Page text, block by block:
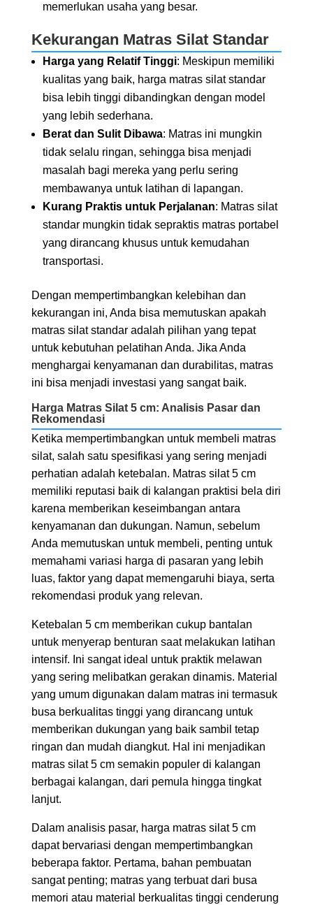
memerlukan usaha yang besar.
Kekurangan Matras Silat Standar
Harga yang Relatif Tinggi: Meskipun memiliki
kualitas yang baik, harga matras silat standar
bisa lebih tinggi dibandingkan dengan model
yang lebih sederhana.
Berat dan Sulit Dibawa: Matras ini mungkin
tidak selalu ringan, sehingga bisa menjadi
masalah bagi mereka yang perlu sering
membawanya untuk latihan di lapangan.
Kurang Praktis untuk Perjalanan: Matras silat
standar mungkin tidak sepraktis matras portabel
yang dirancang khusus untuk kemudahan
transportasi.
Dengan mempertimbangkan kelebihan dan
kekurangan ini, Anda bisa memutuskan apakah
matras silat standar adalah pilihan yang tepat
untuk kebutuhan pelatihan Anda. Jika Anda
menghargai kenyamanan dan durabilitas, matras
ini bisa menjadi investasi yang sangat baik.
Harga Matras Silat 5 cm: Analisis Pasar dan
Rekomendasi
Ketika mempertimbangkan untuk membeli matras
silat, salah satu spesifikasi yang sering menjadi
perhatian adalah ketebalan. Matras silat 5 cm
memiliki reputasi baik di kalangan praktisi bela diri
karena memberikan keseimbangan antara
kenyamanan dan dukungan. Namun, sebelum
Anda memutuskan untuk membeli, penting untuk
memahami variasi harga di pasaran yang lebih
luas, faktor yang dapat memengaruhi biaya, serta
rekomendasi produk yang relevan.
Ketebalan 5 cm memberikan cukup bantalan
untuk menyerap benturan saat melakukan latihan
intensif. Ini sangat ideal untuk praktik melawan
yang sering melibatkan gerakan dinamis. Material
yang umum digunakan dalam matras ini termasuk
busa berkualitas tinggi yang dirancang untuk
memberikan dukungan yang baik sambil tetap
ringan dan mudah diangkut. Hal ini menjadikan
matras silat 5 cm semakin populer di kalangan
berbagai kalangan, dari pemula hingga tingkat
lanjut.
Dalam analisis pasar, harga matras silat 5 cm
dapat bervariasi dengan mempertimbangkan
beberapa faktor. Pertama, bahan pembuatan
sangat penting; matras yang terbuat dari busa
memori atau material berkualitas tinggi cenderung